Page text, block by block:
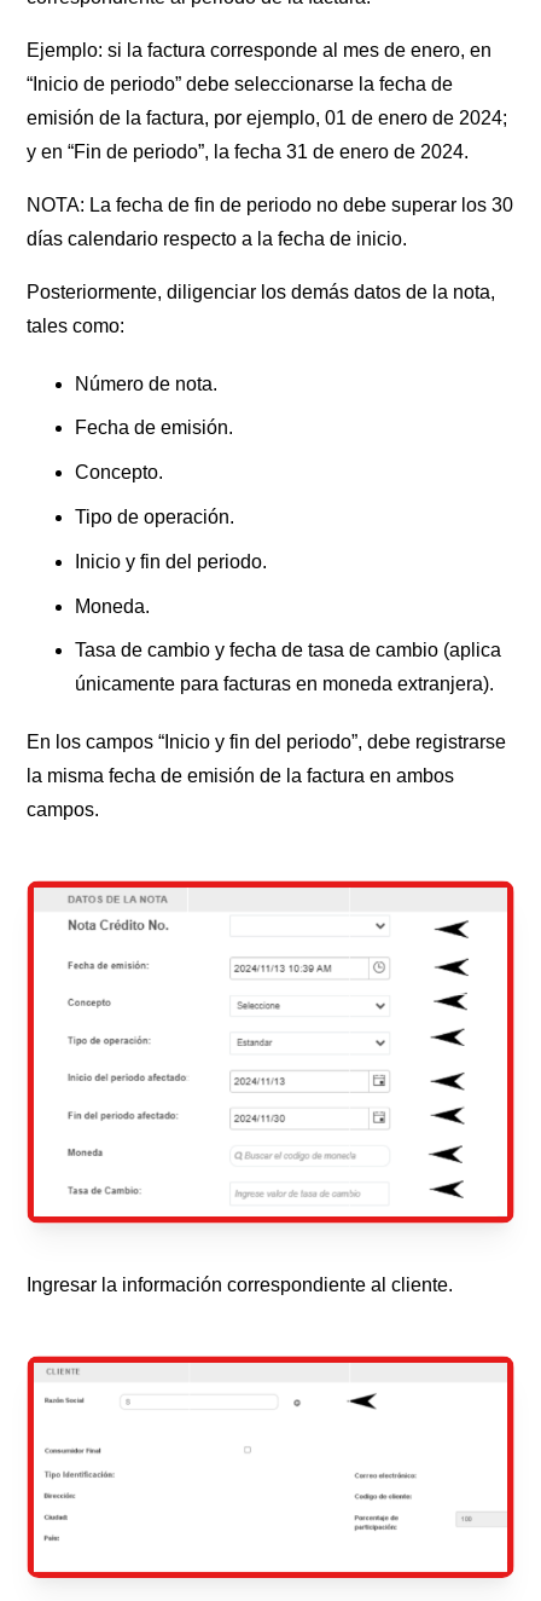
Ejemplo: si la factura corresponde al mes de enero, en
“Inicio de periodo” debe seleccionarse la fecha de
emisión de la factura, por ejemplo, 01 de enero de 2024;
y en “Fin de periodo”, la fecha 31 de enero de 2024.
NOTA: La fecha de fin de periodo no debe superar los 30
días calendario respecto a la fecha de inicio.
Posteriormente, diligenciar los demás datos de la nota,
tales como:
Número de nota.
Fecha de emisión.
Concepto.
Tipo de operación.
Inicio y fin del periodo.
Moneda.
Tasa de cambio y fecha de tasa de cambio (aplica
únicamente para facturas en moneda extranjera).
En los campos “Inicio y fin del periodo”, debe registrarse
la misma fecha de emisión de la factura en ambos
campos.
Ingresar la información correspondiente al cliente.